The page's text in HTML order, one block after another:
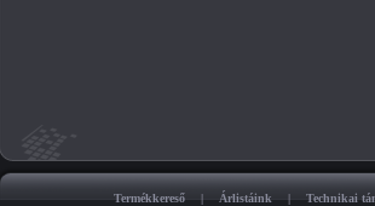
Termékkereső | Árlistáink | Technikai